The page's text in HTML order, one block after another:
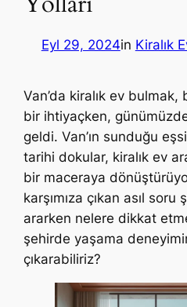
Eyl 29, 2024in Kiralık
Van’da kiralık ev bulmak,
bir ihtiyaçken,
geldi. Van’ın sunduğu
tarihi dokular, kiralık ev
bir maceraya
karşımıza çıkan asıl soru
ararken nelere dikkat
şehirde yaşama
çıkarabiliriz?